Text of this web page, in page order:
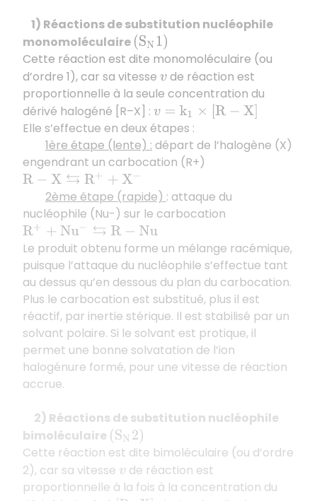
1) Réactions de substitution nucléophile
monomoléculaire (SN1)
Cette réaction est dite monomoléculaire (ou
d’ordre 1), car sa vitesse vde réaction est
proportionnelle à la seule concentration du
dérivé halogéné [R–X] : v=k ×[R −X
Elle s’effectue en deux étapes :
1ère étape (lente) : départ de l’halogène (X)
engendrant un carbocation (R+)
R− X⇆R+ +X −
2ème étape (rapide) : attaque du
nucléophile (Nu-) sur le carbocation
R+ + Nu −⇆R Nu
Le produit obtenu forme un mélange racémique,
puisque l’attaque du nucléophile s’effectue tant
au dessus qu’en dessous du plan du carbocation.
Plus le carbocation est substitué, plus il est
réactif, par inertie stérique. Il est stabilisé par un
solvant polaire. Si le solvant est protique, il
permet une bonne solvatation de l’ion
halogénure formé, pour une vitesse de réaction
accrue.
2) Réactions de substitution nucléophile
bimoléculaire (SN2)
Cette réaction est dite bimoléculaire (ou d’ordre
2), car sa vitesse v de réaction est
proportionnelle à la fois à la concentration du